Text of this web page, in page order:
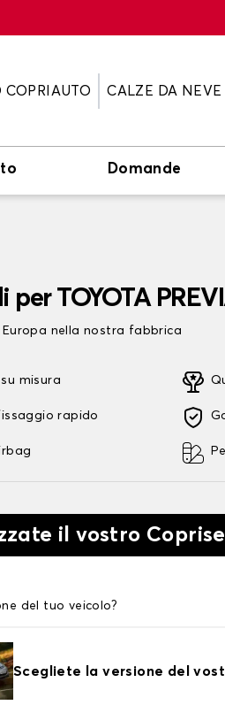
COPRIAUTO
CALZE DA NEVE
Domande
per TOYOTA
nella nostra fabbrica
misura
rapido
il vostro
del tuo veicolo?
Scegliete la versione del